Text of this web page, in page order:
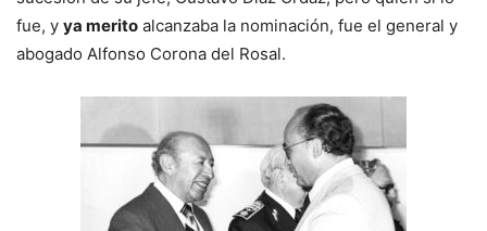
fue, y ya merito alcanzaba la nominación, fue el general y
abogado Alfonso Corona del Rosal.